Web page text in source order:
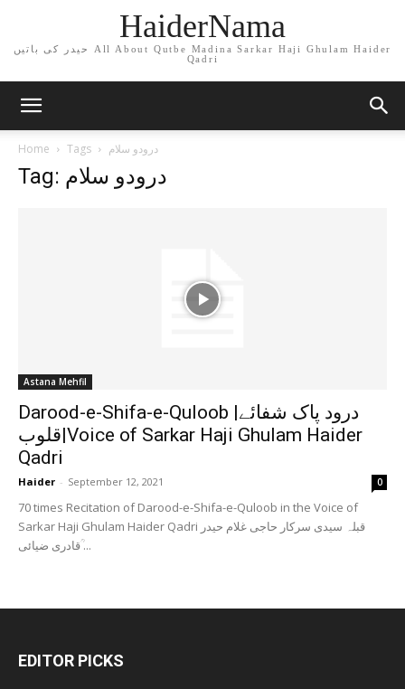
HaiderNama
حیدر کی باتیں All About Qutbe Madina Sarkar Haji Ghulam Haider
Qadri
Home Tags درودو سلام
Tag: درودو سلام
Astana Mehfil
Darood-e-Shifa-e-Quloob |درود پاک شفائے
قلوب|Voice of Sarkar Haji Ghulam Haider
Qadri
Haider - September 12, 2021 0
70 times Recitation of Darood-e-Shifa-e-Quloob in the Voice of
Sarkar Haji Ghulam Haider Qadri قبلہ سیدی سرکار حاجی غلام حیدر
قادری ضیائی ؒ...
EDITOR PICKS